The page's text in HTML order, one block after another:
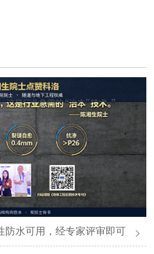
防水可用，经专家评审即可